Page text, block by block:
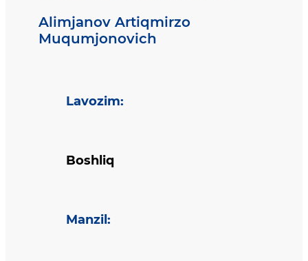
Alimjanov Artiqmirzo
Muqumjonovich
Lavozim:
Boshliq
Manzil :